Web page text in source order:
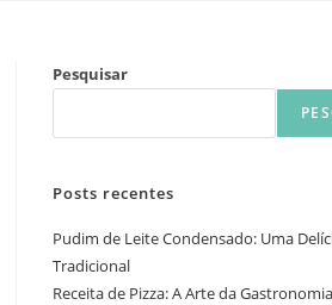
Pesquisar
Posts recentes
Pudim de Leite Condensado: Uma
Tradicional
Receita de Pizza: A Arte da